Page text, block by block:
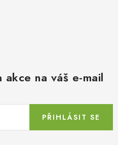
na váš e-mail
PŘIHLÁSIT SE